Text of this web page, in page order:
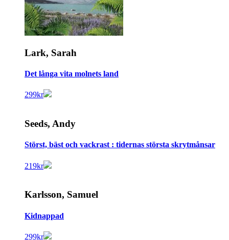
Lark, Sarah
Det långa vita molnets land
299kr
Seeds, Andy
Störst, bäst och vackrast : tidernas största skrytmånsar
219kr
Karlsson, Samuel
Kidnappad
299kr